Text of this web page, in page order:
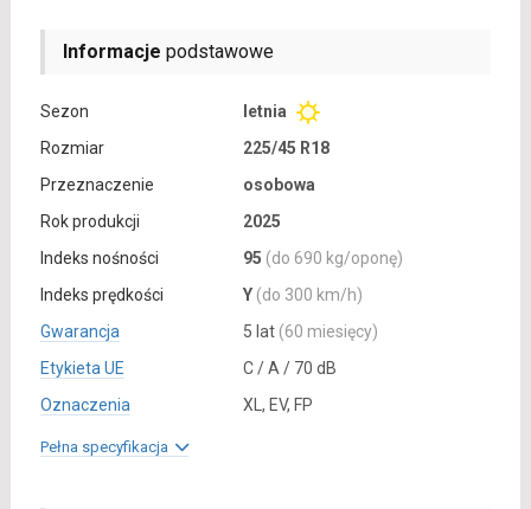
Informacje podstawowe
Sezon
letnia
Rozmiar
225/45 R18
Przeznaczenie
osobowa
Rok produkcji
2025
Indeks nośności
95 (do 690 kg/oponę)
Indeks prędkości
Y (do 300 km/h)
Gwarancja
5 lat (60 miesięcy)
Etykieta UE
C / A / 70 dB
Oznaczenia
XL, EV, FP
Pełna specyfikacja